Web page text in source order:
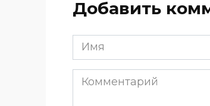
Добавить
Имя
*
Комментарий